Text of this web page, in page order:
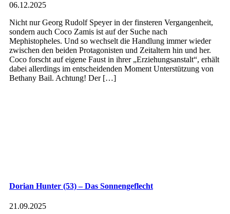
06.12.2025
Nicht nur Georg Rudolf Speyer in der finsteren Vergangenheit,
sondern auch Coco Zamis ist auf der Suche nach
Mephistopheles. Und so wechselt die Handlung immer wieder
zwischen den beiden Protagonisten und Zeitaltern hin und her.
Coco forscht auf eigene Faust in ihrer „Erziehungsanstalt“, erhält
dabei allerdings im entscheidenden Moment Unterstützung von
Bethany Bail. Achtung! Der […]
Dorian Hunter (53) – Das Sonnengeflecht
21.09.2025